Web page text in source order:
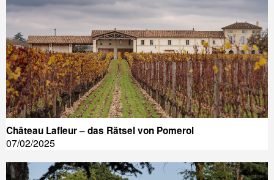
Château Lafleur – das Rätsel von Pomerol
07/02/2025